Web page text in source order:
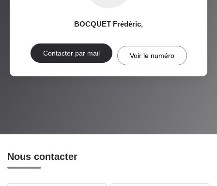
BOCQUET Frédéric,
Contacter par mail Voir le numéro
Nous contacter